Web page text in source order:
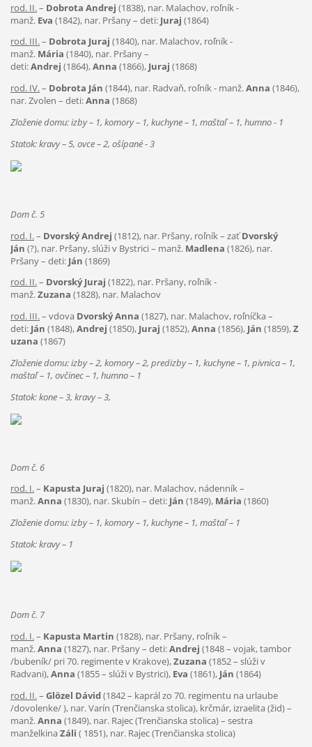
rod. II. – Dobrota Andrej (1838), nar. Malachov, roľník -
manž. Eva (1842), nar. Pršany – deti: Juraj (1864)
rod. III.– Dobrota Juraj (1840), nar. Malachov, roľník -
manž. Mária (1840), nar. Pršany –
deti:Andrej (1864),Anna (1866), Juraj (1868)
rod. IV.– Dobrota Ján (1844), nar. Radvaň, roľník - manž.Anna (1846),
nar. Zvolen – deti:Anna (1868)
Zloženie domu: izby – 1, komory – 1, kuchyne – 1, maštaľ – 1, humno - 1
Statok: kravy – 5, ovce – 2, ošípané - 3
Dom č. 5
rod. I. – Dvorský Andrej (1812), nar. Pršany, roľník – zaťDvorský
Ján (?), nar. Pršany, slúži v Bystrici – manž. Madlena (1826), nar.
Pršany – deti: Ján (1869)
rod. II.– Dvorský Juraj (1822), nar. Pršany, roľník -
manž.Zuzana (1828), nar. Malachov
rod. III.– vdova Dvorský Anna (1827), nar. Malachov, roľníčka –
deti: Ján (1848),Andrej (1850), Juraj (1852),Anna (1856), Ján (1859),Z
uzana (1867)
Zloženie domu: izby – 2, komory – 2, predizby – 1, kuchyne – 1, pivnica – 1,
maštaľ – 1, ovčinec – 1, humno – 1
Statok: kone – 3, kravy – 3,
Dom č. 6
rod. I.– Kapusta Juraj (1820), nar. Malachov, nádenník –
manž.Anna (1830), nar. Skubín – deti: Ján (1849), Mária (1860)
Zloženie domu: izby – 1, komory – 1, kuchyne – 1, maštaľ – 1
Statok: kravy – 1
Dom č. 7
rod. I.– Kapusta Martin (1828), nar. Pršany, roľník –
manž.Anna (1827), nar. Pršany – deti:Andrej (1848 – vojak, tambor
/bubeník/ pri 70. regimente v Krakove),Zuzana (1852 – slúži v
Radvani),Anna (1855 – slúži v Bystrici), Eva (1861), Ján (1864)
rod. II.– Glözel Dávid(1842 – kaprál zo 70. regimentu na urlaube
/dovolenke/ ), nar. Varín (Trenčianska stolica), krčmár, izraelita (žid) –
manž.Anna (1849), nar. Rajec (Trenčianska stolica) – sestra
manželkina Záli ( 1851), nar. Rajec (Trenčianska stolica)